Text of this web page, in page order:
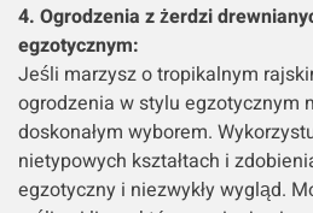
4. Ogrodzenia z żerdzi
egzotycznym:
Jeśli marzysz o tropikalnym
ogrodzenia w stylu egzotycznym
doskonałym wyborem.
nietypowych kształtach i
egzotyczny i niezwykły wygląd.